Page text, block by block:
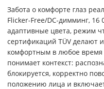
Забота о комфорте глаз
Flicker-Free/DC-димминг, 16
адаптивные цвета, режим
сертификаций TÜV делают
комфортным в любое время
понимает контекст:
блокируется, корректно
положению лица и